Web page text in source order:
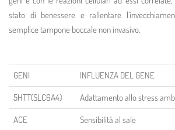
stato di benessere e rallentare
semplice tampone boccale non invasivo.
GENI
INFLUENZA DEL GENE
5HTT(SLC6A4)
Adattamento allo stress
ACE
Sensibilità al sale